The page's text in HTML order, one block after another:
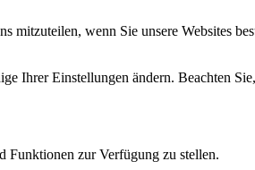
wenn Sie unsere Websites
Ihrer Einstellungen ändern. Beachten
Funktionen zur Verfügung zu stellen.